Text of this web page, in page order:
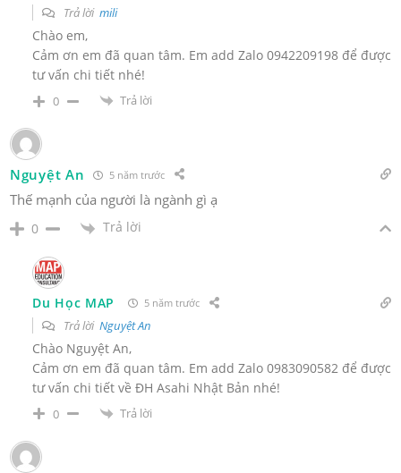
Trả lời mili
Chào em,
Cảm ơn em đã quan tâm. Em add Zalo 0942209198 để được
tư vấn chi tiết nhé!
0 Trả lời
Nguyệt An 5 năm trước
Thế mạnh của người là ngành gì ạ
0 Trả lời
Du Học MAP 5 năm trước
Trả lời Nguyệt An
Chào Nguyệt An,
Cảm ơn em đã quan tâm. Em add Zalo 0983090582 để được
tư vấn chi tiết về ĐH Asahi Nhật Bản nhé!
0 Trả lời